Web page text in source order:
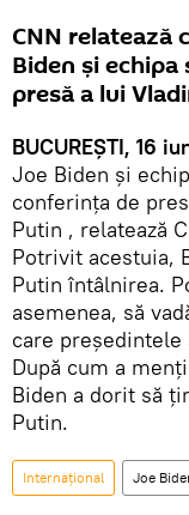
CNN relatează
Biden și
presă a lui
BUCUREȘTI, 16
Joe Biden și
conferința de
Putin , relatează
Potrivit acestuia,
Putin întâlnirea.
asemenea, să
care președintele
După cum a
Biden a dorit să
Putin.
Internaţional Joe